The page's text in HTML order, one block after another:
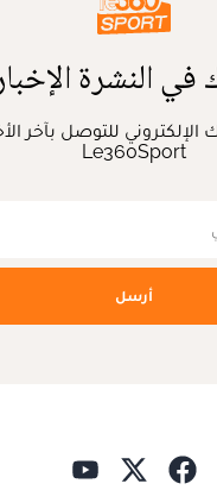
في النشرة
الإلكتروني للتوصل بآخر
Le360Sport
أرسل